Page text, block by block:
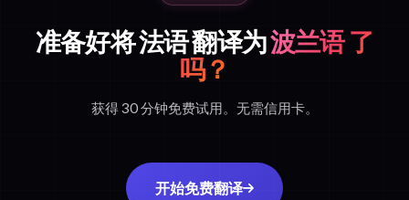
准备好将 法语 翻译为波兰语 了
吗？
获得 30 分钟免费试用。无需信用卡。
开始免费翻译